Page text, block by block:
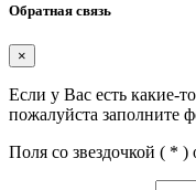
Обратная связь
×
Если у Вас есть какие-
пожалуйста заполните
Поля со звездочкой ( * )